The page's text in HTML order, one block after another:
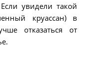
увидели такой
круассан) в
отказаться от